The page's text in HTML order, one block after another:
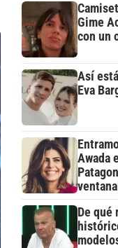
Gime
con un
Así
Eva
Awada
De qué